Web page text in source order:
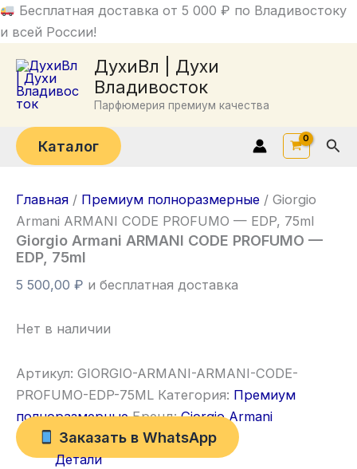
Бесплатная доставка от 5 000 ₽ по Владивостоку
и всей России!
Перейти
к
ДухиВл | Духи
Владивосток
Парфюмерия премиум качества
Каталог
Главная / Премиум полноразмерные / Giorgio
Armani ARMANI CODE PROFUMO — EDP, 75ml
Giorgio Armani ARMANI CODE PROFUMO —
EDP, 75ml
5 500,00 ₽ и бесплатная доставка
Нет в наличии
Артикул: GIORGIO-ARMANI-ARMANI-CODE-
PROFUMO-EDP-75ML Категория: Премиум
полноразмерные Бренд:Giorgio Armani
Заказать в WhatsApp
Детали